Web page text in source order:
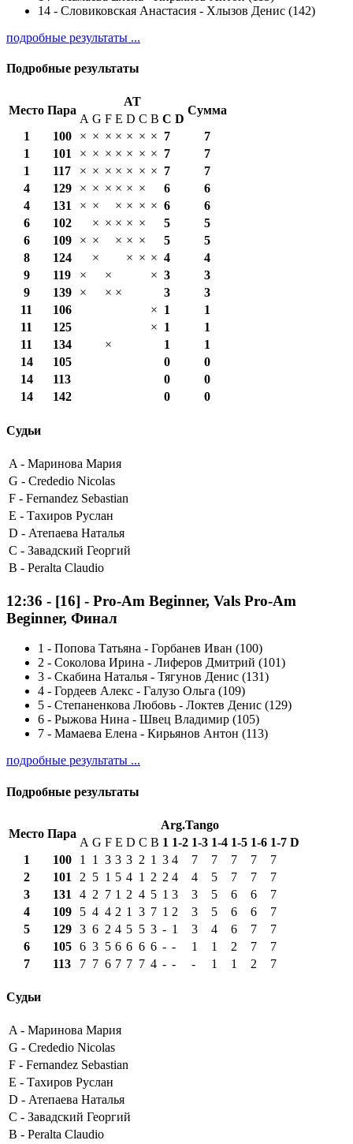
14 - Словиковская Анастасия - Хлызов Денис (142)
подробные результаты ...
Подробные результаты
Место Пара
AT
Сумма
A G F E D C B С D
1
100 × × × × × × × 7
7
1
101 × × × × × × × 7
7
1
117 × × × × × × × 7
7
4
129 × × × × × × 6
6
4
131 × × × × × × 6
6
6
102 × × × × × 5
5
6
109 × × × × × 5
5
8
124 × × × × 4
4
9
119 × × × 3
3
9
139 × × × 3
3
11
106 × 1
1
11
125 × 1
1
11
134 × 1
1
14
105 0
0
14
113 0
0
14
142 0 0
Судьи
A - Маринова Мария
G - Crededio Nicolas
F - Fernandez Sebastian
E - Тахиров Руслан
D - Атепаева Наталья
C - Завадский Георгий
B - Peralta Claudio
12:36 - [16] - Pro-Am Beginner, Vals Pro-Am
Beginner, Финал
1 - Попова Татьяна - Горбанев Иван (100)
2 - Соколова Ирина - Лиферов Дмитрий (101)
3 - Скабина Наталья - Тягунов Денис (131)
4 - Гордеев Алекс - Галузо Ольга (109)
5 - Степаненкова Любовь - Локтев Денис (129)
6 - Рыжова Нина - Швец Владимир (105)
7 - Мамаева Елена - Кирьянов Антон (113)
подробные результаты ...
Подробные результаты
Место Пара
Arg.Tango
A G F E D C B 1 1-2 1-3 1-4 1-5 1-6 1-7 D
1
100 1 1 3 3 3 2 1 3 4 7 7 7 7
7
2
101 2 5 1 5 4 1 2 2 4 4 5 7 7
7
3
131 4 2 7 1 2 4 5 1 3 3 5 6 6
7
4
109 5 4 4 2 1 3 7 1 2 3 5 6 6
7
5
129 3 6 2 4 5 5 3 - 1 3 4 6 7
7
6
105 6 3 5 6 6 6 6 - - 1 1 2 7
7
7
113 7 7 6 7 7 7 4 - - - 1 1 2 7
Судьи
A - Маринова Мария
G - Crededio Nicolas
F - Fernandez Sebastian
E - Тахиров Руслан
D - Атепаева Наталья
C - Завадский Георгий
B - Peralta Claudio